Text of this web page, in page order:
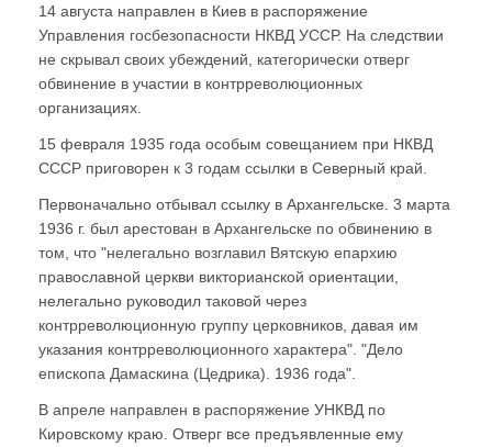
14 августа направлен в Киев в распоряжение
Управления госбезопасности НКВД УССР. На следствии
не скрывал своих убеждений, категорически отверг
обвинение в участии в контрреволюционных
организациях.
15 февраля 1935 года особым совещанием при НКВД
СССР приговорен к 3 годам ссылки в Северный край.
Первоначально отбывал ссылку в Архангельске. 3 марта
1936 г. был арестован в Архангельске по обвинению в
том, что "нелегально возглавил Вятскую епархию
православной церкви викторианской ориентации,
нелегально руководил таковой через
контрреволюционную группу церковников, давая им
указания контрреволюционного характера". "Дело
епископа Дамаскина (Цедрика). 1936 года".
В апреле направлен в распоряжение УНКВД по
Кировскому краю. Отверг все предъявленные ему